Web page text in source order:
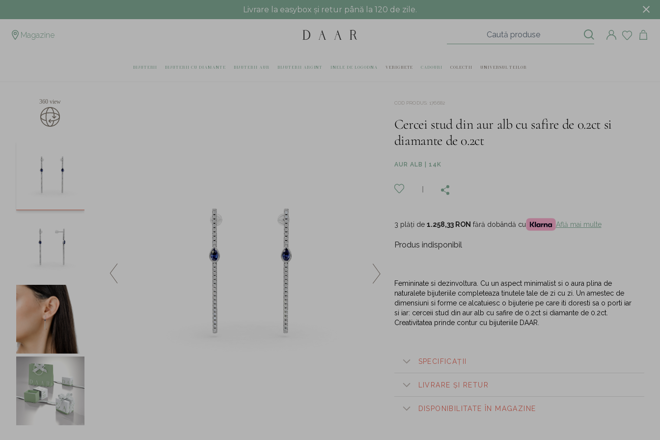
Livrare la easybox și retur până la 120 de zile.
Magazine
BIJUTERII BIJUTERII CU DIAMANTE BIJUTERII AUR BIJUTERII ARGINT INELE DE LOGODNA VERIGHETE CADOURI COLECTII UNIVERSUL TEILOR
360 view COD PRODUS: 176682
Cercei stud din aur alb cu safire de 0.2ct si
diamante de 0.2ct
AUR ALB | 14K
3 plăți de 1.258,33 RON fără dobândă cu Află mai multe
Produs indisponibil
Femininate si dezinvoltura. Cu un aspect minimalist si o aura plina de
naturalete bijuteriile completeaza tinutele tale de zi cu zi. Un amestec de
dimensiuni si forme ce alcatuiesc o bijuterie pe care iti doresti sa o porti iar
si iar: cerceii stud din aur alb cu safire de 0.2ct si diamante de 0.2ct.
Creativitatea prinde contur cu bijuteriile DAAR.
SPECIFICAȚII
LIVRARE ȘI RETUR
DISPONIBILITATE ÎN MAGAZINE